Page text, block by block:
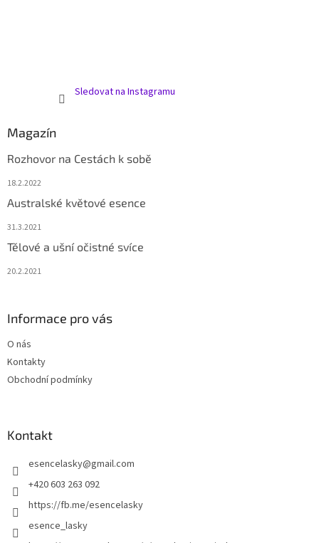
Sledovat na Instagramu
Magazín
Rozhovor na Cestách k sobě
18.2.2022
Australské květové esence
31.3.2021
Tělové a ušní očistné svíce
20.2.2021
Informace pro vás
O nás
Kontakty
Obchodní podmínky
Kontakt
esencelasky@gmail.com
+420 603 263 092
https://fb.me/esencelasky
esence_lasky